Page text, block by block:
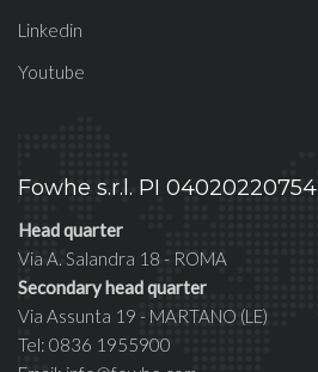
Linkedin
Youtube
Fowhe s.r.l. PI 04020220754
Head quarter
Via A. Salandra 18 - ROMA
Secondary head quarter
Via Assunta 19 - MARTANO (LE)
Tel: 0836 1955900